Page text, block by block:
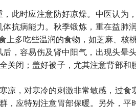
此时应注意防好凉燥。中医认为
抗病能力。秋季锻炼，重在益肺
多吃些温润的食物，如芝麻、核
，容易伤及肾中阳气，出现头晕
关闭；盖好被子，尤其注意背部
凉，对寒冷的刺激非常敏感，过
，应特别注意胃部保暖。另外，